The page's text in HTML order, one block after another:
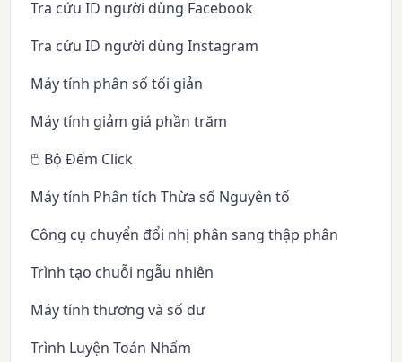
Tra cứu ID người dùng Facebook
Tra cứu ID người dùng Instagram
Máy tính phân số tối giản
Máy tính giảm giá phần trăm
🖱️ Bộ Đếm Click
Máy tính Phân tích Thừa số Nguyên tố
Công cụ chuyển đổi nhị phân sang thập phân
Trình tạo chuỗi ngẫu nhiên
Máy tính thương và số dư
Trình Luyện Toán Nhẩm